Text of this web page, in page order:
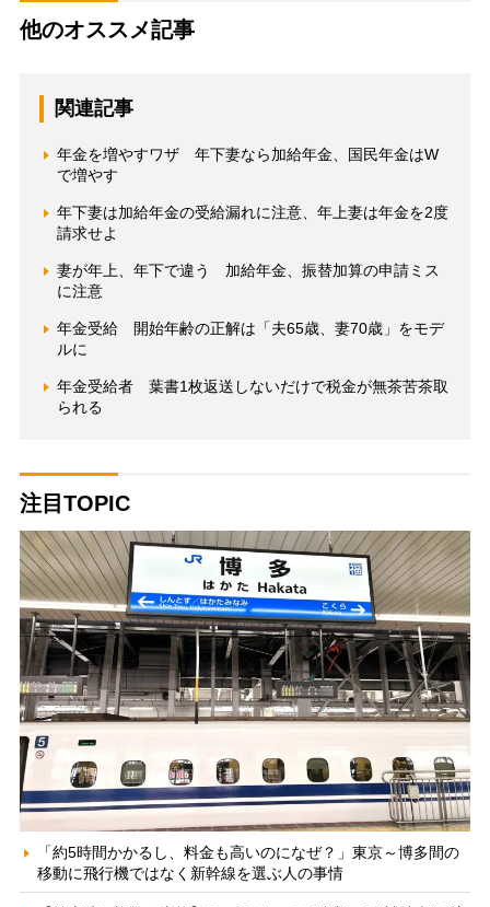
他のオススメ記事
関連記事
年金を増やすワザ 年下妻なら加給年金、国民年金はW
で増やす
年下妻は加給年金の受給漏れに注意、年上妻は年金を2度
請求せよ
妻が年上、年下で違う 加給年金、振替加算の申請ミス
に注意
年金受給 開始年齢の正解は「夫65歳、妻70歳」をモデ
ルに
年金受給者 葉書1枚返送しないだけで税金が無茶苦茶取
られる
注目TOPIC
「約5時間かかるし、料金も高いのになぜ？」東京～博多間の
移動に飛行機ではなく新幹線を選ぶ人の事情